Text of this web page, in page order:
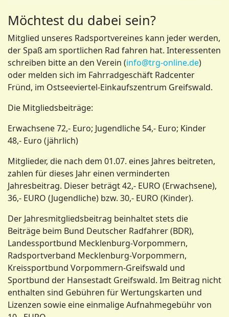
Möchtest du dabei sein?
Mitglied unseres Radsportvereines kann jeder werden,
der Spaß am sportlichen Rad fahren hat. Interessenten
schreiben bitte an den Verein (info@trg-online.de)
oder melden sich im Fahrradgeschäft Radcenter
Fründ, im Ostseeviertel-Einkaufszentrum Greifswald.
Die Mitgliedsbeiträge:
Erwachsene 72,- Euro; Jugendliche 54,- Euro; Kinder
48,- Euro (jährlich)
Mitglieder, die nach dem 01.07. eines Jahres beitreten,
zahlen für dieses Jahr einen verminderten
Jahresbeitrag. Dieser beträgt 42,- EURO (Erwachsene),
36,- EURO (Jugendliche) bzw. 30,- EURO (Kinder).
Der Jahresmitgliedsbeitrag beinhaltet stets die
Beiträge beim Bund Deutscher Radfahrer (BDR),
Landessportbund Mecklenburg-Vorpommern,
Radsportverband Mecklenburg-Vorpommern,
Kreissportbund Vorpommern-Greifswald und
Sportbund der Hansestadt Greifswald. Im Beitrag nicht
enthalten sind Gebühren für Wertungskarten und
Lizenzen sowie eine einmalige Aufnahmegebühr von